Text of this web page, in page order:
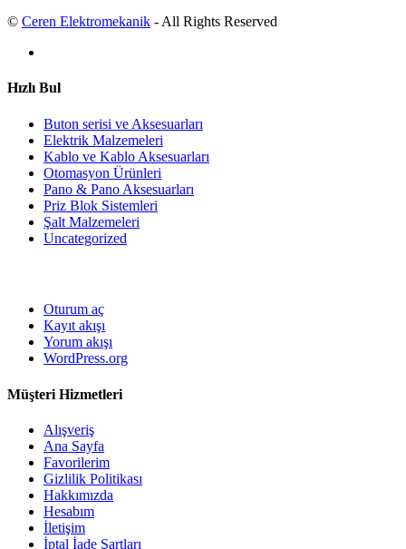
© Ceren Elektromekanik - All Rights Reserved
Hızlı Bul
Buton serisi ve Aksesuarları
Elektrik Malzemeleri
Kablo ve Kablo Aksesuarları
Otomasyon Ürünleri
Pano & Pano Aksesuarları
Priz Blok Sistemleri
Şalt Malzemeleri
Uncategorized
Oturum aç
Kayıt akışı
Yorum akışı
WordPress.org
Müşteri Hizmetleri
Alışveriş
Ana Sayfa
Favorilerim
Gizlilik Politikası
Hakkımızda
Hesabım
İletişim
İptal İade Şartları